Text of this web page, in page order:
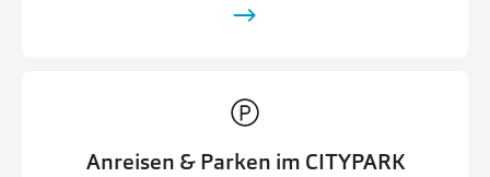
Anreisen & Parken im CITYPARK